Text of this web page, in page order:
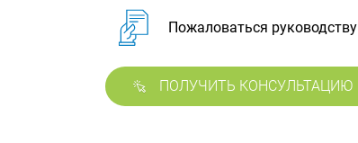
Пожаловаться руководству
ПОЛУЧИТЬ КОНСУЛЬТАЦИЮ